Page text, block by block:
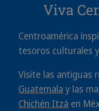
Viva
Centroamérica
tesoros culturales
Visite las antiguas
Guatemala y las
Chichén Itzá en